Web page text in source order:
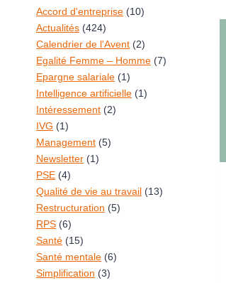
Accord d'entreprise (10)
Actualités (424)
Calendrier de l'Avent (2)
Egalité Femme – Homme (7)
Epargne salariale (1)
Intelligence artificielle (1)
Intéressement (2)
IVG (1)
Management (5)
Newsletter (1)
PSE (4)
Qualité de vie au travail (13)
Restructuration (5)
RPS (6)
Santé (15)
Santé mentale (6)
Simplification (3)